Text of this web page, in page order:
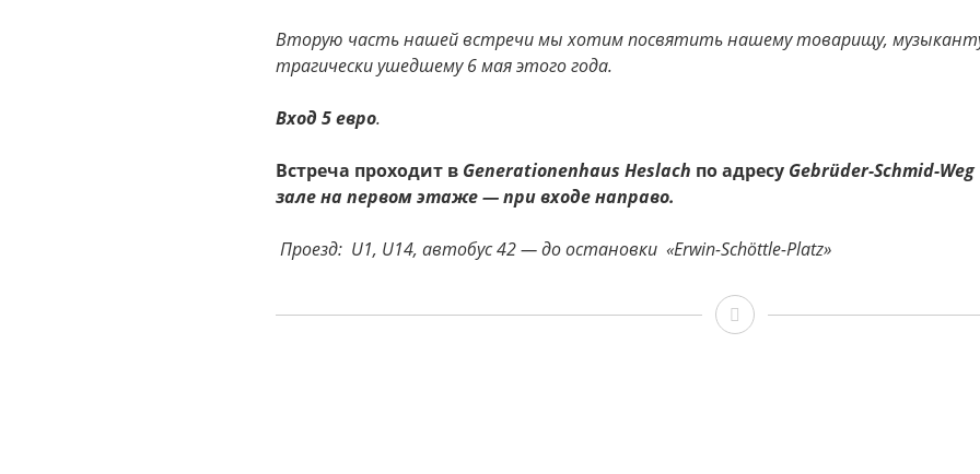
Вторую часть нашей встречи мы хотим посвятить нашему товарищу,
трагически ушедшему 6 мая этого года.
Вход 5 евро.
Встреча проходит в Generationenhaus Heslach поадресу Gebrüder-Schmid-
заленапервомэтаже—привходенаправо.
Проезд: U1, U14, автобус 42 — до остановки «Erwin-Schöttle-Platz»
Диана